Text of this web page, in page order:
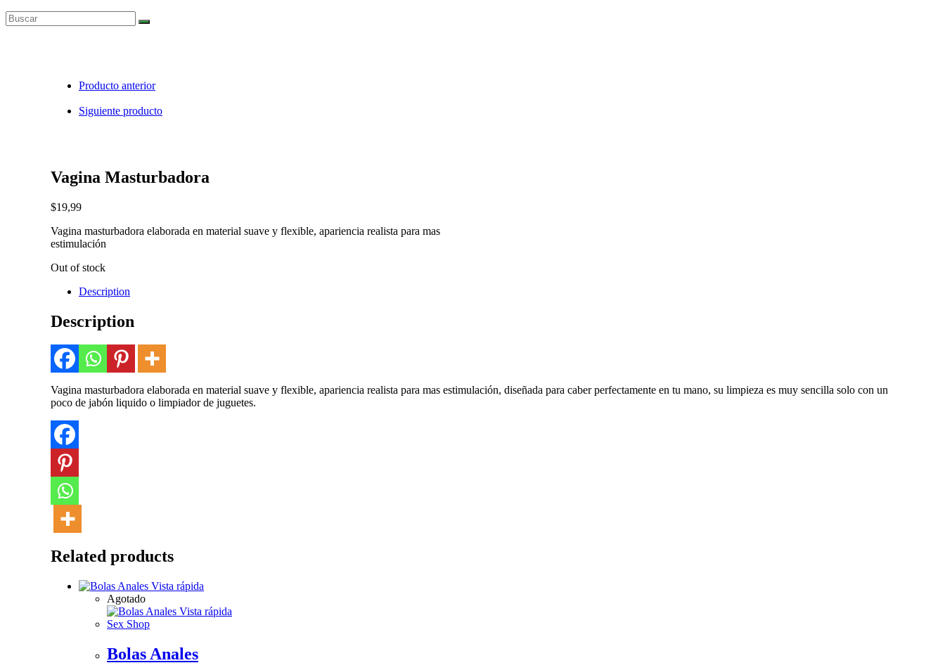
Agotado
Producto anterior
Siguiente producto
Vagina Masturbadora
$19,99
Vagina masturbadora elaborada en material suave y flexible, apariencia realista para mas
estimulación
Out of stock
Description
Description
Vagina masturbadora elaborada en material suave y flexible, apariencia realista para mas estimulación, diseñada para caber perfectamente en tu mano, su limpieza es muy sencilla solo con un
poco de jabón liquido o limpiador de juguetes.
Related products
Vista rápida
Agotado
Vista rápida
Sex Shop
Bolas Anales